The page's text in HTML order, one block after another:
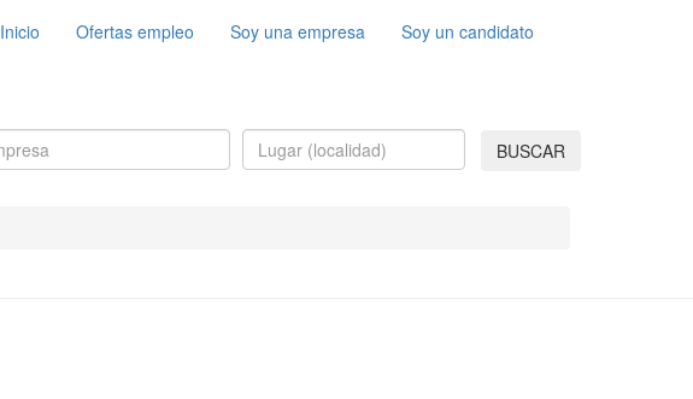
Inicio Ofertas empleo Soy una empresa Soy un candidato
BUSCAR